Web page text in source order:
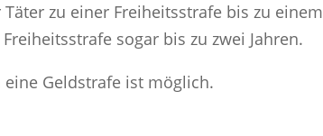
zu einer Freiheitsstrafe bis zu einem
sogar bis zu zwei Jahren.
eine Geldstrafe ist möglich.